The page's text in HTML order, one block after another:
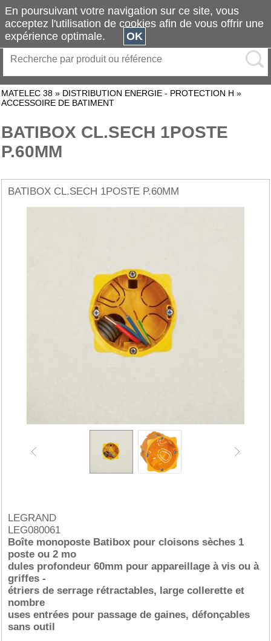
MATELEC 38 » DISTRIBUTION ENERGIE - PROTECTION H »
ACCESSOIRE DE BATIMENT
BATIBOX CL.SECH 1POSTE
P.60MM
BATIBOX CL.SECH 1POSTE P.60MM
LEGRAND
LEG080061
Boîte monoposte Batibox pour cloisons sèches 1
poste ou 2 mo
dules profondeur 60mm pour appareillage à vis ou à
griffes -
étriers de serrage rétractables, large collerette et
nombre
uses entrées pour passage de gaines, défonçables
sans outil
En poursuivant votre navigation sur ce site, vous
acceptez l'utilisation de cookies afin de vous offrir une
expérience optimale.
OK